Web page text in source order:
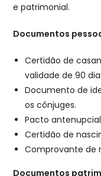
e patrimonial.
Documentos
Certidão de
validade de 90
Documento de
os cônjuges.
Pacto
Certidão de
Comprovante de
Documentos